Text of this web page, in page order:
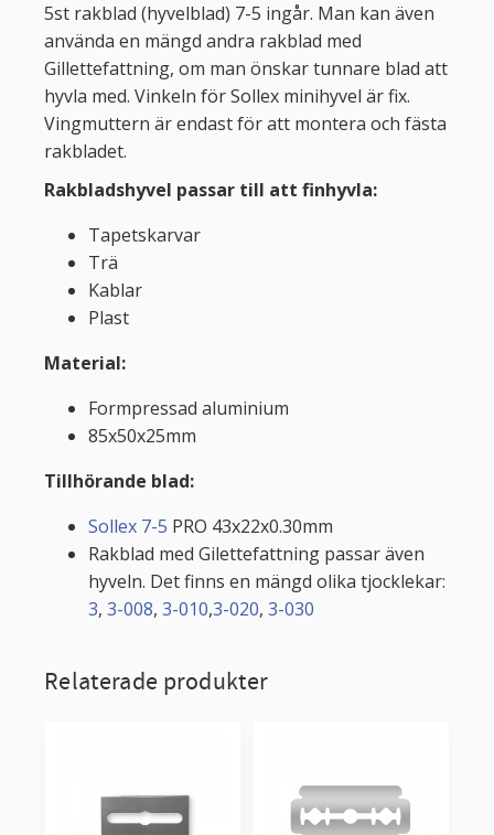
5st rakblad (hyvelblad) 7-5 ingår. Man kan även
använda en mängd andra rakblad med
Gillettefattning, om man önskar tunnare blad att
hyvla med. Vinkeln för Sollex minihyvel är fix.
Vingmuttern är endast för att montera och fästa
rakbladet.
Rakbladshyvel passar till att finhyvla:
Tapetskarvar
Trä
Kablar
Plast
Material:
Formpressad aluminium
85x50x25mm
Tillhörande blad:
Sollex 7-5 PRO 43x22x0.30mm
Rakblad med Gilettefattning passar även
hyveln. Det finns en mängd olika tjocklekar:
3, 3-008, 3-010,3-020, 3-030
Relaterade produkter